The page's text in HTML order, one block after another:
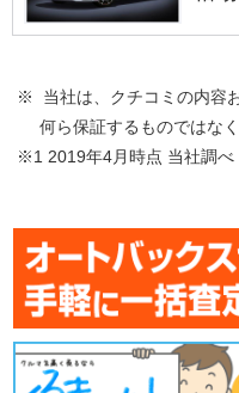
※ 当社は、クチコミの内容
何ら保証するものではな
※1 2019年4月時点 当社調べ